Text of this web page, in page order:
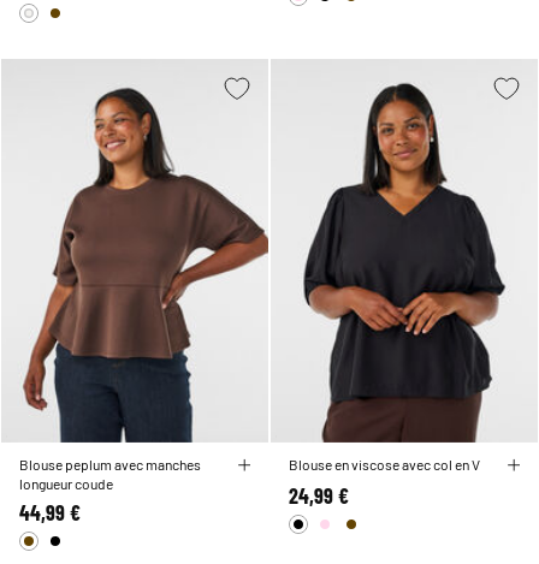
Blouse peplum avec manches
longueur coude
44,99 €
Blouse en viscose avec col en V
24,99 €